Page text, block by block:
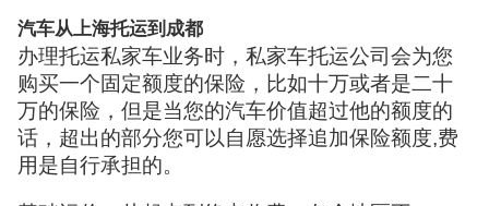
汽车从上海托运到成都
办理托运私家车业务时，私家车托运公司会为您
购买一个固定额度的保险，比如十万或者是二十
万的保险，但是当您的汽车价值超过他的额度的
话，超出的部分您可以自愿选择追加保险额度,费
用是自行承担的。